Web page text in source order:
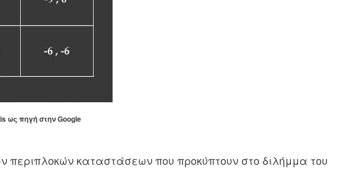
ως πηγή στην Google
περιπλοκών καταστάσεων που προκύπτουν στο διλήμμα του